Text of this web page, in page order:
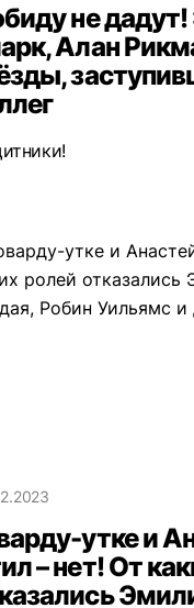
не
Алан
утке и
– нет! От